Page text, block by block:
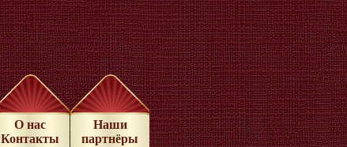
О нас
Контакты
Наши
партнёры